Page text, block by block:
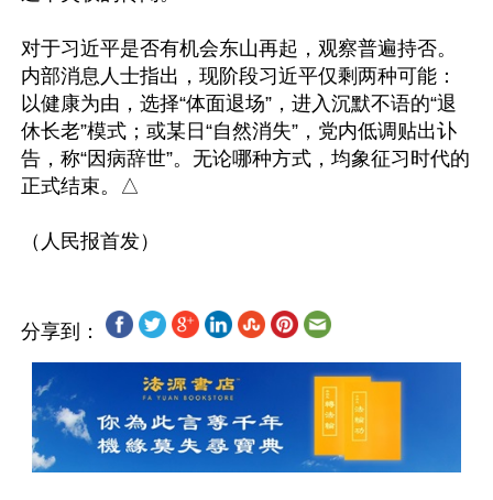
对于习近平是否有机会东山再起，观察普遍持否。
内部消息人士指出，现阶段习近平仅剩两种可能：
以健康为由，选择“体面退场”，进入沉默不语的“退
休长老”模式；或某日“自然消失”，党内低调贴出讣
告，称“因病辞世”。无论哪种方式，均象征习时代的
正式结束。△
分享到：